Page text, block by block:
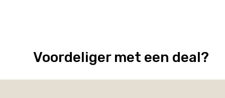
Voordeliger met een deal?